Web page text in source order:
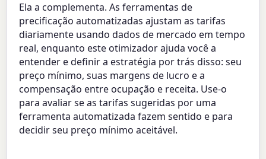
Ela a complementa. As ferramentas de
precificação automatizadas ajustam as tarifas
diariamente usando dados de mercado em tempo
real, enquanto este otimizador ajuda você a
entender e definir a estratégia por trás disso: seu
preço mínimo, suas margens de lucro e a
compensação entre ocupação e receita. Use-o
para avaliar se as tarifas sugeridas por uma
ferramenta automatizada fazem sentido e para
decidir seu preço mínimo aceitável.